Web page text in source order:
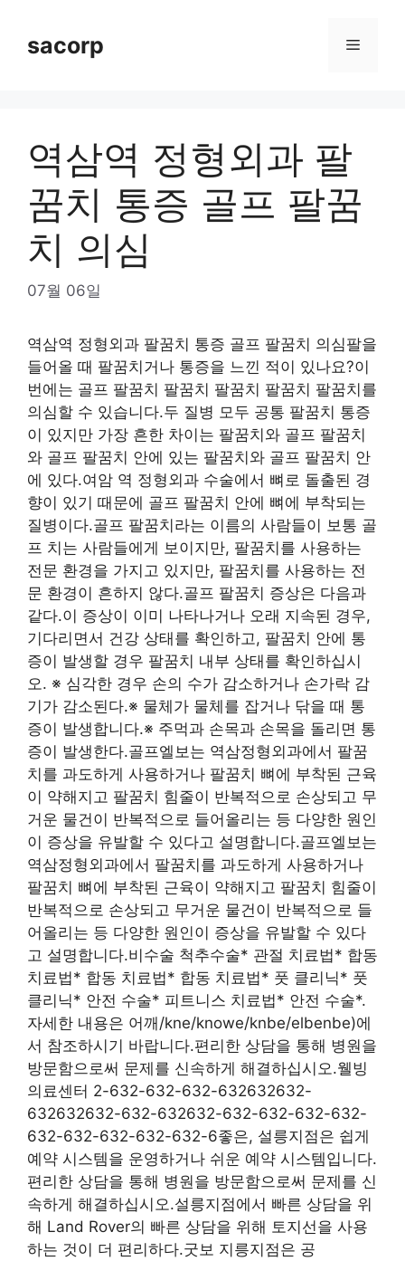
contentsacorp Menu
역삼역 정형외과 팔
꿈치 통증 골프 팔꿈
치 의심
07월 06일
역삼역 정형외과 팔꿈치 통증 골프 팔꿈치 의심팔을
들어올 때 팔꿈치거나 통증을 느낀 적이 있나요?이
번에는 골프 팔꿈치 팔꿈치 팔꿈치 팔꿈치 팔꿈치를
의심할 수 있습니다.두 질병 모두 공통 팔꿈치 통증
이 있지만 가장 흔한 차이는 팔꿈치와 골프 팔꿈치
와 골프 팔꿈치 안에 있는 팔꿈치와 골프 팔꿈치 안
에 있다.여암 역 정형외과 수술에서 뼈로 돌출된 경
향이 있기 때문에 골프 팔꿈치 안에 뼈에 부착되는
질병이다.골프 팔꿈치라는 이름의 사람들이 보통 골
프 치는 사람들에게 보이지만, 팔꿈치를 사용하는
전문 환경을 가지고 있지만, 팔꿈치를 사용하는 전
문 환경이 흔하지 않다.골프 팔꿈치 증상은 다음과
같다.이 증상이 이미 나타나거나 오래 지속된 경우,
기다리면서 건강 상태를 확인하고, 팔꿈치 안에 통
증이 발생할 경우 팔꿈치 내부 상태를 확인하십시
오. ※ 심각한 경우 손의 수가 감소하거나 손가락 감
기가 감소된다.※ 물체가 물체를 잡거나 닦을 때 통
증이 발생합니다.※ 주먹과 손목과 손목을 돌리면 통
증이 발생한다.골프엘보는 역삼정형외과에서 팔꿈
치를 과도하게 사용하거나 팔꿈치 뼈에 부착된 근육
이 약해지고 팔꿈치 힘줄이 반복적으로 손상되고 무
거운 물건이 반복적으로 들어올리는 등 다양한 원인
이 증상을 유발할 수 있다고 설명합니다.골프엘보는
역삼정형외과에서 팔꿈치를 과도하게 사용하거나
팔꿈치 뼈에 부착된 근육이 약해지고 팔꿈치 힘줄이
반복적으로 손상되고 무거운 물건이 반복적으로 들
어올리는 등 다양한 원인이 증상을 유발할 수 있다
고 설명합니다.비수술 척추수술* 관절 치료법* 합동
치료법* 합동 치료법* 합동 치료법* 풋 클리닉* 풋
클리닉* 안전 수술* 피트니스 치료법* 안전 수술*.
자세한 내용은 어깨/kne/knowe/knbe/elbenbe)에
서 참조하시기 바랍니다.편리한 상담을 통해 병원을
방문함으로써 문제를 신속하게 해결하십시오.웰빙
의료센터 2-632-632-632-632632632-
632632632-632-632632-632-632-632-632-
632-632-632-632-632-6좋은, 설릉지점은 쉽게
예약 시스템을 운영하거나 쉬운 예약 시스템입니다.
편리한 상담을 통해 병원을 방문함으로써 문제를 신
속하게 해결하십시오.설릉지점에서 빠른 상담을 위
해 Land Rover의 빠른 상담을 위해 토지선을 사용
하는 것이 더 편리하다.굿보 지릉지점은 공